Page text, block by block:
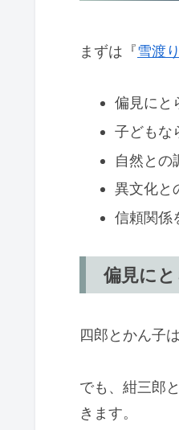
まずは『雪渡り
偏見にと
子どもな
自然との
異文化と
信頼関係
偏見に
四郎とかん子
でも、紺三郎
きます。